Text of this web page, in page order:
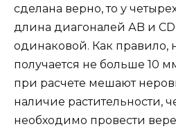
сделана верно, то у
длина диагоналей АB и
одинаковой. Как правило,
получается не больше 10
при расчете мешают
наличие растительности,
необходимо провести